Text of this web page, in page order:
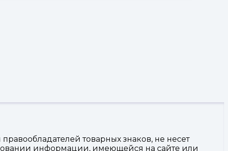
товарных знаков, не несет
информации, имеющейся на сайте или